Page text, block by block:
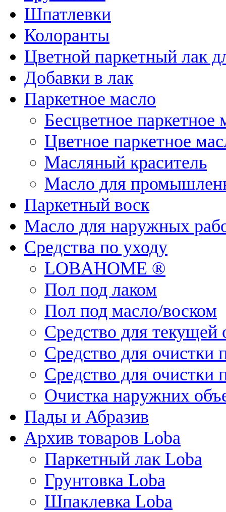
Шпатлевки
Колоранты
Цветной паркетный лак
Добавки в лак
Паркетное масло
Бесцветное паркетное
Цветное паркетное
Масляный краситель
Масло для
Паркетный воск
Масло для наружных
Средства по уходу
LOBAHOME ®
Пол под лаком
Пол под масло/воском
Средство для текущей
Средство для очистки
Средство для очистки
Очистка наружних
Пады и Абразив
Архив товаров Loba
Паркетный лак Loba
Грунтовка Loba
Шпаклевка Loba